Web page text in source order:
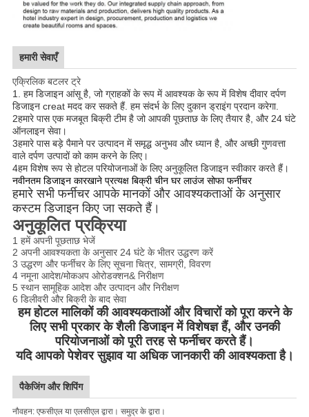
हमारी सेवाएँ
एक्रिलिक बटलर ट्रे
1. हम डिजाइन आंसू है, जो ग्राहकों के रूप में आवश्यक के रूप में विशेष दीवार दर्पण
डिजाइन creat मदद कर सकते हैं. हम संदर्भ के लिए दुकान ड्राइंग प्रदान करेगा.
2हमारे पास एक मजबूत बिक्री टीम है जो आपकी पूछताछ के लिए तैयार है, और 24 घंटे
ऑनलाइन सेवा।
3हमारे पास बड़े पैमाने पर उत्पादन में समृद्ध अनुभव और ध्यान है, और अच्छी गुणवत्ता
वाले दर्पण उत्पादों को काम करने के लिए।
4हम विशेष रूप से होटल परियोजनाओं के लिए अनुकूलित डिजाइन स्वीकार करते हैं।
नवीनतम डिजाइन कारखाने प्रत्यक्ष बिक्री चीन घर लाउंज सोफा फर्नीचर
हमारे सभी फर्नीचर आपके मानकों और आवश्यकताओं के अनुसार
कस्टम डिजाइन किए जा सकते हैं।
अनुकूलित प्रक्रिया
1 हमें अपनी पूछताछ भेजें
2 अपनी आवश्यकता के अनुसार 24 घंटे के भीतर उद्धरण करें
3 उद्धरण और फर्नीचर के लिए सूचना चित्र, सामग्री, विवरण
4 नमूना आदेश/मोकअप ओरोडक्शन& निरीक्षण
5 स्थान सामूहिक आदेश और उत्पादन और निरीक्षण
6 डिलीवरी और बिक्री के बाद सेवा
हम होटल मालिकों की आवश्यकताओं और विचारों को पूरा करने के
लिए सभी प्रकार के शैली डिजाइन में विशेषज्ञ हैं, और उनकी
परियोजनाओं को पूरी तरह से फर्नीचर करते हैं।
यदि आपको पेशेवर सुझाव या अधिक जानकारी की आवश्यकता है।
पैकेजिंग और शिपिंग
नौवहन: एफसीएल या एलसीएल द्वारा। समुद्र के द्वारा।